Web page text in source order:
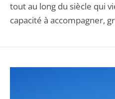
tout au long du siècle qui
capacité à accompagner,